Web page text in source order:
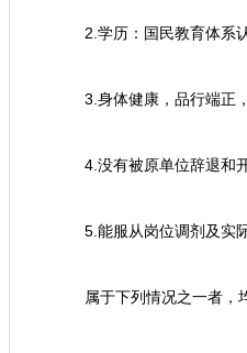
2.学历：国民教育体系
3.身体健康，品行端正，
4.没有被原单位辞退和开
5.能服从岗位调剂及实际
属于下列情况之一者，均